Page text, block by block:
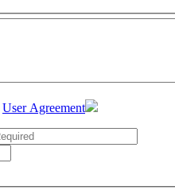
User Agreement